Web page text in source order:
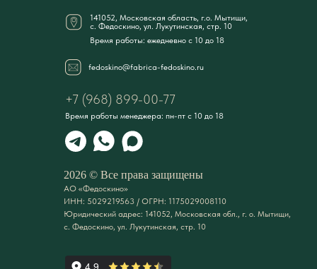
141052, Московская область, г.о. Мытищи,
с. Федоскино, ул. Лукутинская, стр. 10
+7 (968) 899-00-77
АО «Федоскино»
ИНН: 5029219563 / ОГРН: 1175029008110
Юридический адрес: 141052, Московская обл., г. о. Мытищи,
с. Федоскино, ул. Лукутинская, стр. 10
2026 © Все права защищены
Время работы: ежедневно с 10 до 18
Время работы менеджера: пн-пт с 10 до 18
fedoskino@fabrica-fedoskino.ru